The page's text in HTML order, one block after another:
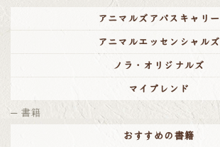
アニマルズアパスキャリー
アニマルエッセンシャルズ
ノラ・オリジナルズ
マイブレンド
書籍
おすすめの書籍